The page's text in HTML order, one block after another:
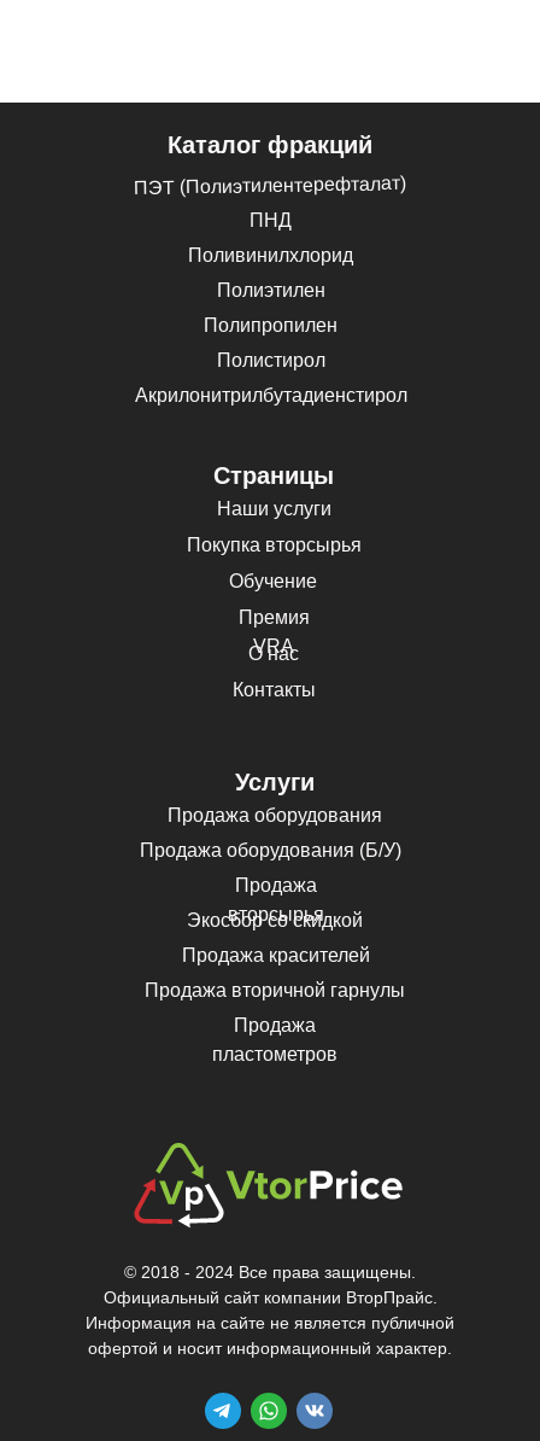
© 2018 - 2024 Все права защищены.
Официальный сайт компании ВторПрайс.
Информация на сайте не является публичной
офертой и носит информационный характер.
Каталог фракций
Страницы
ПЭТ (Полиэтилентерефталат)
Наши услуги
ПНД
Обучение
Поливинилхлорид
Премия
VRA
Полиэтилен
О нас
Полипропилен
Контакты
Полистирол
Акрилонитрилбутадиенстирол
Услуги
Покупка вторсырья
Продажа
вторсырья
Продажа оборудования
Экосбор со скидкой
Продажа вторичной гарнулы
Продажа красителей
Продажа
пластометров
Продажа оборудования (Б/У)